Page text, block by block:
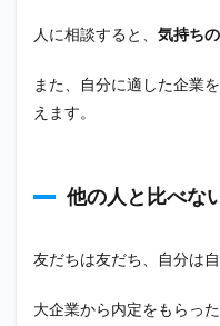
取り
組む
5
【ま
と
はや
めた
のだ
打開
人に相談すると、 気持ち
また、自分に適した企業
えます。
他の人と比べな
友だちは友だち、自分は自
大企業から内定をもらっ